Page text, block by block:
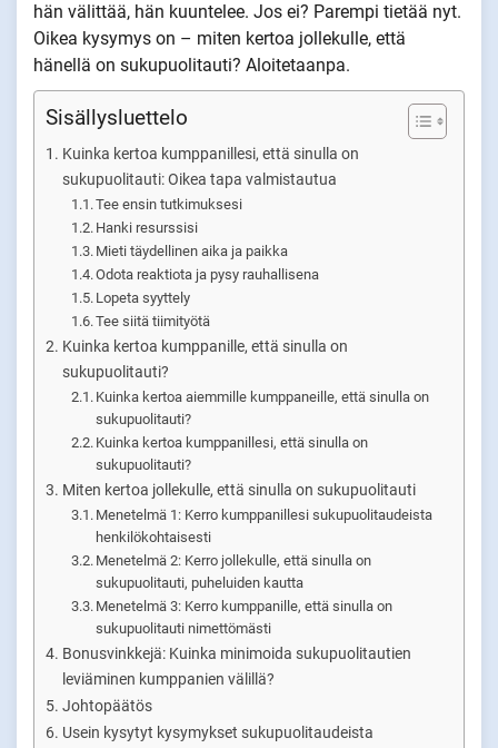
hän välittää, hän kuuntelee. Jos ei? Parempi tietää nyt.
Oikea kysymys on – miten kertoa jollekulle, että
hänellä on sukupuolitauti? Aloitetaanpa.
Sisällysluettelo
Kuinka kertoa kumppanillesi, että sinulla on
sukupuolitauti: Oikea tapa valmistautua
Tee ensin tutkimuksesi
Hanki resurssisi
Mieti täydellinen aika ja paikka
Odota reaktiota ja pysy rauhallisena
Lopeta syyttely
Tee siitä tiimityötä
Kuinka kertoa kumppanille, että sinulla on
sukupuolitauti?
Kuinka kertoa aiemmille kumppaneille, että sinulla on
sukupuolitauti?
Kuinka kertoa kumppanillesi, että sinulla on
sukupuolitauti?
Miten kertoa jollekulle, että sinulla on sukupuolitauti
Menetelmä 1: Kerro kumppanillesi sukupuolitaudeista
henkilökohtaisesti
Menetelmä 2: Kerro jollekulle, että sinulla on
sukupuolitauti, puheluiden kautta
Menetelmä 3: Kerro kumppanille, että sinulla on
sukupuolitauti nimettömästi
Bonusvinkkejä: Kuinka minimoida sukupuolitautien
leviäminen kumppanien välillä?
Johtopäätös
Usein kysytyt kysymykset sukupuolitaudeista